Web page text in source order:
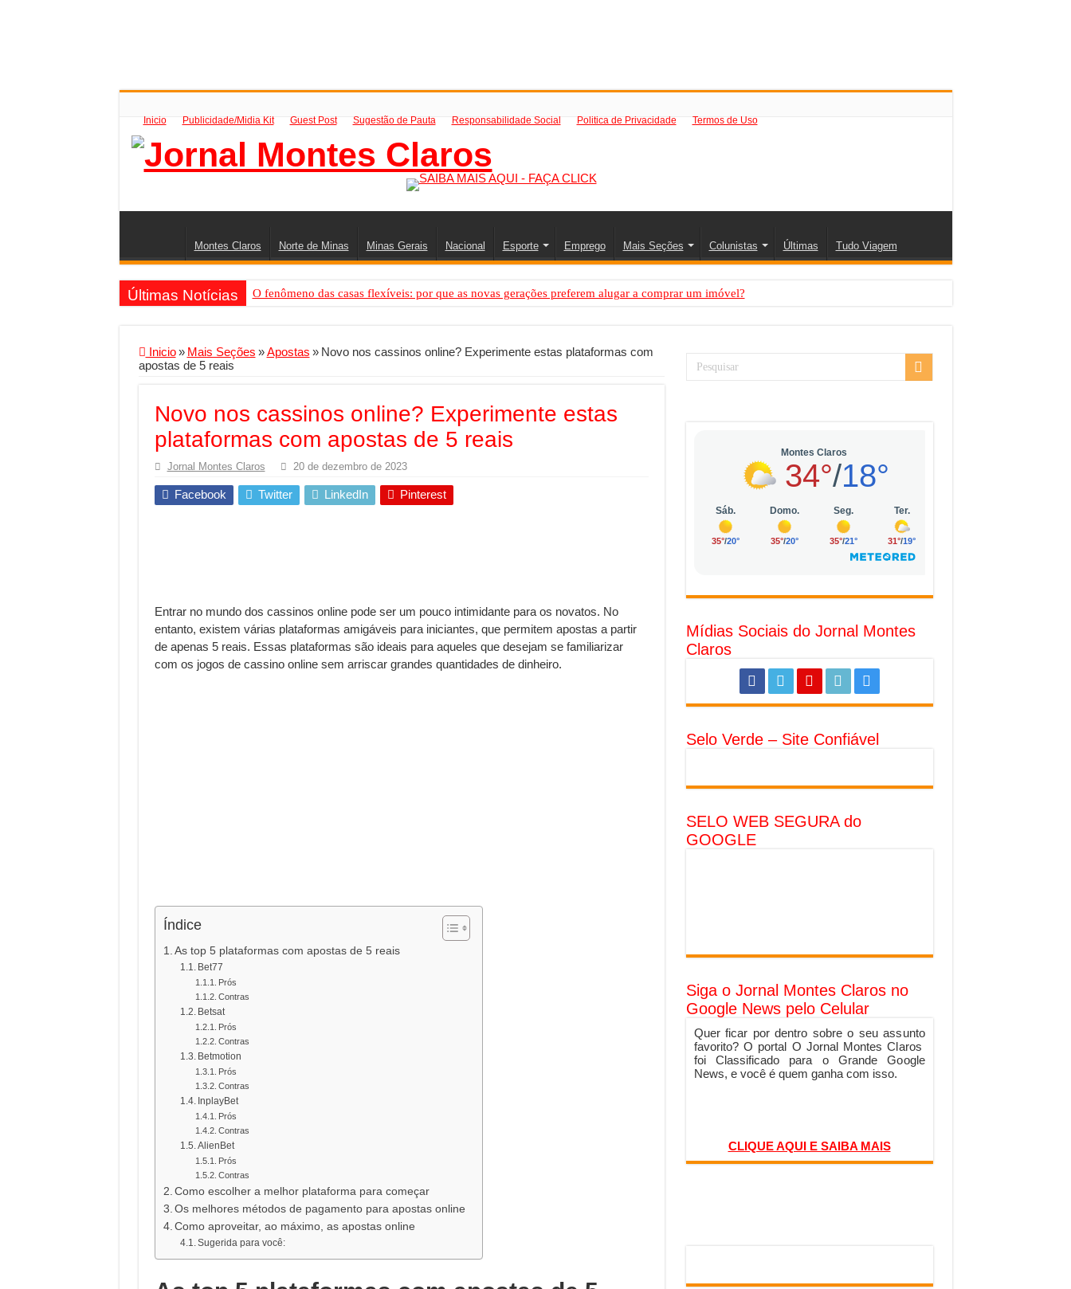
Inicio Publicidade/Midia Kit Guest Post Sugestão de Pauta Responsabilidade Social Politica de Privacidade Termos de Uso
Montes Claros Norte de Minas Minas Gerais Nacional Esporte Emprego Mais Seções Colunistas Últimas Tudo Viagem
Últimas Notícias O fenômeno das casas flexíveis: por que as novas gerações preferem alugar a comprar um imóvel?
Conheça a melhor empresa de transfer passeios e traslados em Porto Seguro, Bahia
Comércio Interativo ganha força no Brasil com a chegada da VIVAMOMENTO ao polo empresarial da Vila Olímpia, em São Paulo
PF e Emissoras Apertam o Cerco Contra Streamings Piratas: Entenda o Bloqueio e o Que Muda
De economista a referência nacional: como Jaque Rosa ensina tarólogas a faturarem mais de R$ 10 mil no digital
Marcenaria sob medida: quando vale mais a pena investir em móveis personalizados?
Serralheria de Alumínio vs. Ferro: guia completo para escolher o portão ideal para seu imóvel
Qualidade do produto e percepção do consumidor: como marcas evitam ruídos no mercado
O Crescimento da Influência de Especialistas Independentes
Inicio » Mais Seções » Apostas » Novo nos cassinos online? Experimente estas plataformas com
apostas de 5 reais
Novo nos cassinos online? Experimente estas
plataformas com apostas de 5 reais
Jornal Montes Claros 20 de dezembro de 2023
Facebook Twitter LinkedIn Pinterest
Entrar no mundo dos cassinos online pode ser um pouco intimidante para os novatos. No
entanto, existem várias plataformas amigáveis para iniciantes, que permitem apostas a partir
de apenas 5 reais. Essas plataformas são ideais para aqueles que desejam se familiarizar
com os jogos de cassino online sem arriscar grandes quantidades de dinheiro.
Índice
As top 5 plataformas com apostas de 5 reais
Bet77
Prós
Contras
Betsat
Prós
Contras
Betmotion
Prós
Contras
InplayBet
Prós
Contras
AlienBet
Prós
Contras
Como escolher a melhor plataforma para começar
Os melhores métodos de pagamento para apostas online
Como aproveitar, ao máximo, as apostas online
Sugerida para você:
Mídias Sociais do Jornal Montes
Claros
Selo Verde – Site Confiável
SELO WEB SEGURA do
GOOGLE
Siga o Jornal Montes Claros no
Google News pelo Celular
Quer ficar por dentro sobre o seu assunto
favorito? O portal O Jornal Montes Claros
foi Classificado para o Grande Google
News, e você é quem ganha com isso.
CLIQUE AQUI E SAIBA MAIS